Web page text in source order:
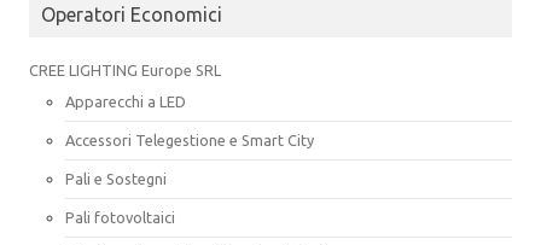
Operatori Economici
CREE LIGHTING Europe SRL
Apparecchi a LED
Accessori Telegestione e Smart City
Pali e Sostegni
Pali fotovoltaici